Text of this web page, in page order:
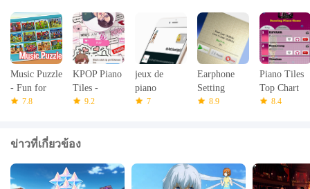
Music Puzzle
- Fun for
Kids7.8
KPOP Piano
Tiles -
BLACKPIN
9.2
jeux de
piano
7
Earphone
Setting
8.9
Piano Tiles
Top Chart
2018
8.4
ข่าวที่เกี่ยวข้อง